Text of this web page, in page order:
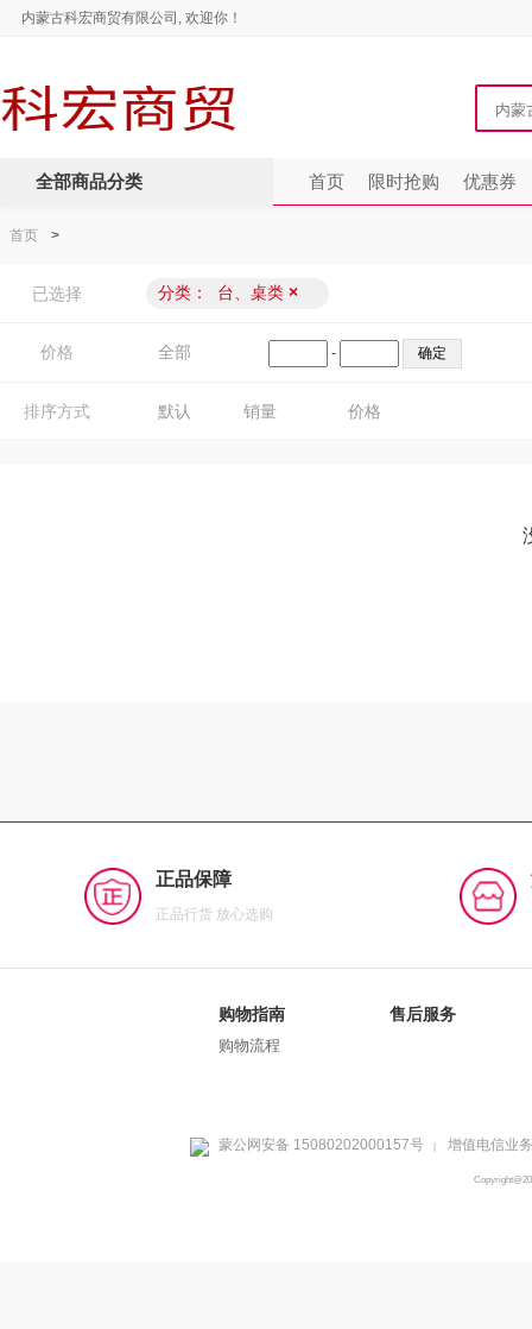
内蒙古科宏商贸有限公司, 欢迎你！
全部商品分类 首页 限时抢购 优惠券
首页 >
已选择 分类： 台、桌类 ×
价格 全部 -
排序方式 默认 销量 价格
正品保障
正品行货 放心选购
购物指南
购物流程
售后服务
蒙公网安备 15080202000157号 | 增值电信业